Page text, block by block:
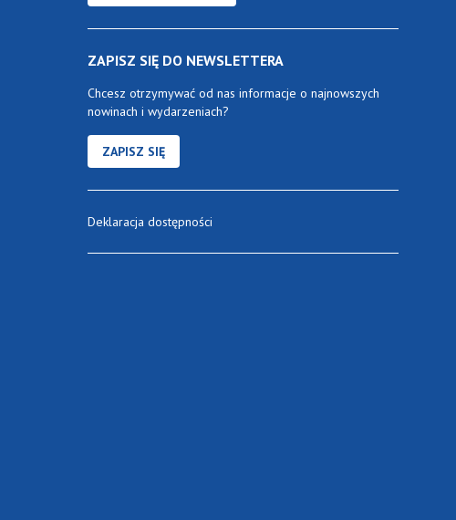
ZAPISZ SIĘ DO NEWSLETTERA
Chcesz otrzymywać od nas informacje o najnowszych
nowinach i wydarzeniach?
ZAPISZ SIĘ
Deklaracja dostępności